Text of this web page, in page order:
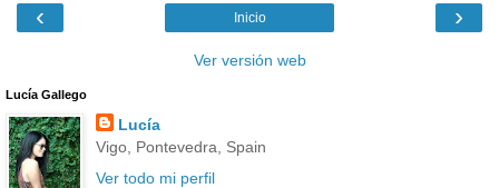
‹ ›
Inicio
Ver versión web
Lucía Gallego
Lucía
Vigo, Pontevedra, Spain
Ver todo mi perfil